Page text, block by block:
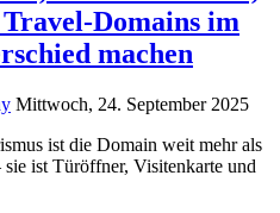
Domains im
machen
Mittwoch, 24. September 2025
ist die Domain weit mehr als
ist Türöffner, Visitenkarte und